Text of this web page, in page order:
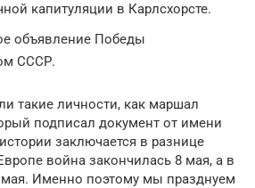
капитуляции в Карлсхорсте.
объявление Победы
СССР.
такие личности, как маршал
подписал документ от имени
заключается в разнице
война закончилась 8 мая, а в
Именно поэтому мы празднуем